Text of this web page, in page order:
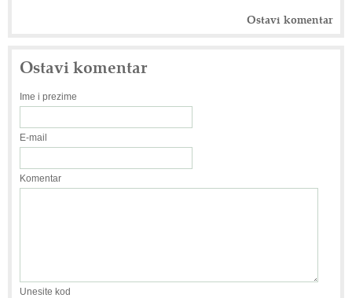
Ostavi komentar
Ostavi komentar
Ime i prezime
E-mail
Komentar
Unesite kod